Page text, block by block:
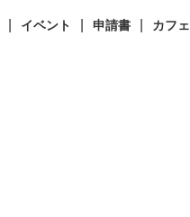
イベント 申請書 カフェ